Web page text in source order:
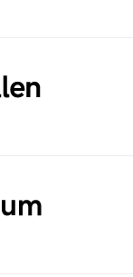
av
kureras